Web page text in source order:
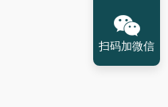
扫码加微信